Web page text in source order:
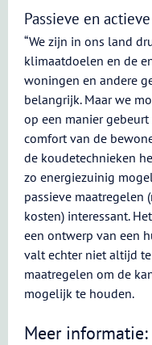
Passieve en
“We zijn in ons land
klimaatdoelen en de
woningen en andere
belangrijk. Maar we
op een manier
comfort van de
de koudetechnieken
zo energiezuinig
passieve maatregelen
kosten) interessant.
een ontwerp van een
valt echter niet altijd
maatregelen om de
mogelijk te houden.
Meer informatie: